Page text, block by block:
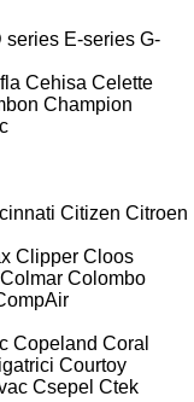
series E-series G-
Cehisa Celette
Champion
Citizen Citroen
Clipper Cloos
Colmar Colombo
Copeland Coral
Courtoy
Csepel Ctek